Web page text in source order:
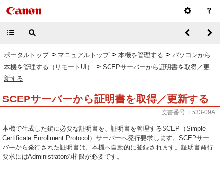
ポータルトップ > マニュアルトップ > 本機を管理する > パソコンから
本機を管理する（リモートUI）
> SCEPサーバーから証明書を取得／更
新する
SCEPサーバーから証明書を取得／更新する
文書番号: E533-09A
本機で生成した鍵に必要な証明書を、証明書を管理するSCEP（Simple
Certificate Enrollment Protocol）サーバーへ発行要求します。SCEPサー
バーから発行された証明書は、本機へ自動的に登録されます。証明書発行
要求にはAdministratorの権限が必要です。